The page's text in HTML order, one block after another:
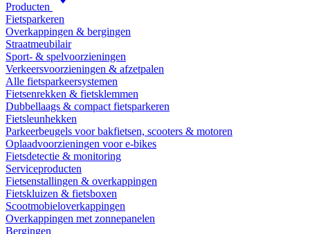
Producten
Fietsparkeren
Overkappingen & bergingen
Straatmeubilair
Sport- & spelvoorzieningen
Verkeersvoorzieningen & afzetpalen
Alle fietsparkeersystemen
Fietsenrekken & fietsklemmen
Dubbellaags & compact fietsparkeren
Fietsleunhekken
Parkeerbeugels voor bakfietsen, scooters & motoren
Oplaadvoorzieningen voor e-bikes
Fietsdetectie & monitoring
Serviceproducten
Fietsenstallingen & overkappingen
Fietskluizen & fietsboxen
Scootmobieloverkappingen
Overkappingen met zonnepanelen
Bergingen